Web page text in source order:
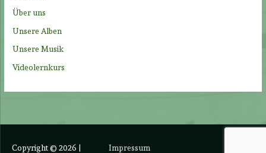
Über uns
Unsere Alben
Unsere Musik
Videolernkurs
Copyright © 2026 | Impressum